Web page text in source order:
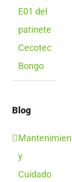
E01 del
patinete
Cecotec
Bongo
Blog
y
Cuidado